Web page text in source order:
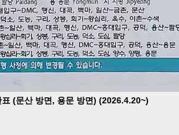
(문산 방면, 용문 방면) (2026.4.20~)